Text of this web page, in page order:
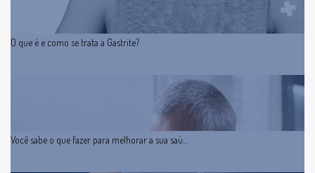
O que é e como se trata a Gastrite?
Você sabe o que fazer para melhorar a sua saú...